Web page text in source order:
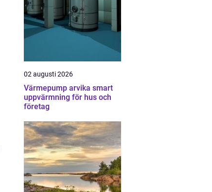
02 augusti 2026
Värmepump arvika smart
uppvärmning för hus och
företag